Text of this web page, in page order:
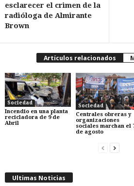
esclarecer el crimen de la
radióloga de Almirante
Brown
Artículos relacionados
Sociedad
Incendio en una planta
recicladora de 9 de
Abril
Sociedad
Centrales obreras y
organizaciones
sociales marchan el
de agosto
Ultimas Noticias